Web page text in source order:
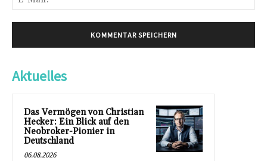
Aktuelles
Das Vermögen von Christian
Hecker: Ein Blick auf den
Neobroker-Pionier in
Deutschland
06.08.2026